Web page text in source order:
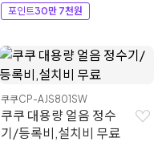
포인트30만 7천원
쿠쿠CP-AJS801SW
쿠쿠 대용량 얼음 정수
기/등록비,설치비 무료